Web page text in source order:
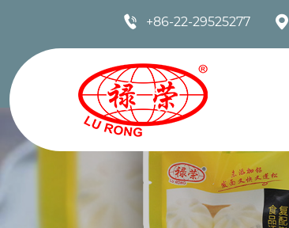
 +86-22-29525277 